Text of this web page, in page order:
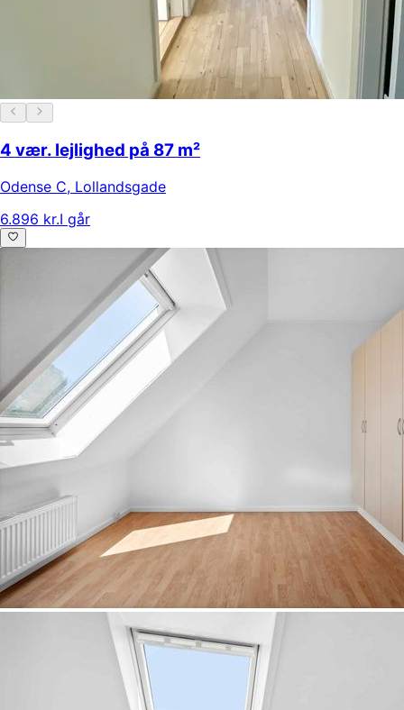
4 vær. lejlighed på 87 m²
Odense C, Lollandsgade
6.896 kr.I går